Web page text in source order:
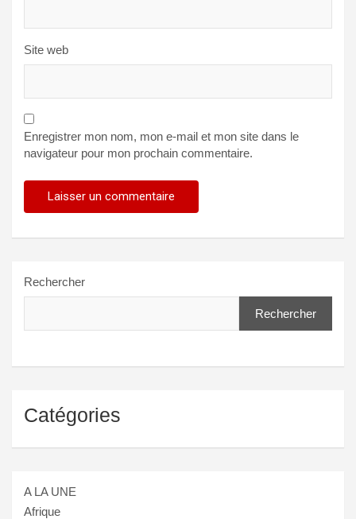
Site web
Enregistrer mon nom, mon e-mail et mon site dans le
navigateur pour mon prochain commentaire.
Rechercher
Rechercher
Catégories
A LA UNE
Afrique